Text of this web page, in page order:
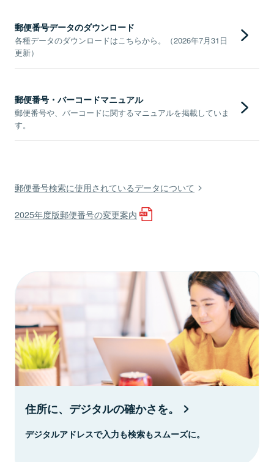
郵便番号データのダウンロード
各種データのダウンロードはこちらから。（2026年7月31日
更新）
郵便番号・バーコードマニュアル
郵便番号や、バーコードに関するマニュアルを掲載していま
す。
郵便番号検索に使用されているデータについて
2025年度版郵便番号の変更案内
住所に、デジタルの確かさを。
デジタルアドレスで入力も検索もスムーズに。